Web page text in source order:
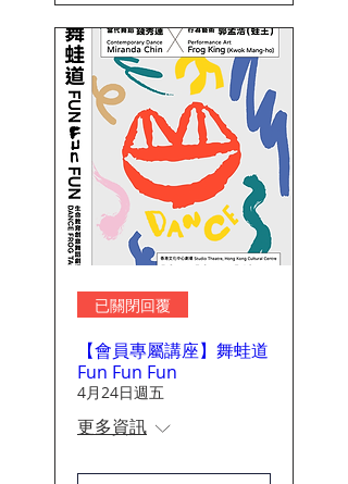
已關閉回覆
【會員專屬講座】舞蛙道
Fun Fun Fun
4月24日週五
更多資訊